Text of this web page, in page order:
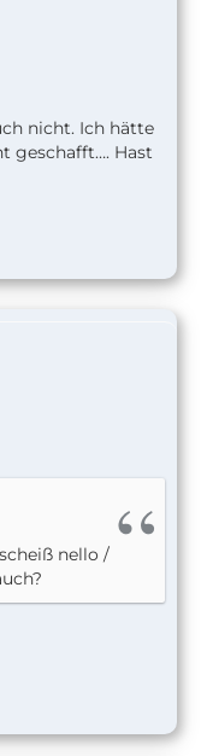
nicht. Ich hätte
geschafft…. Hast
nello /